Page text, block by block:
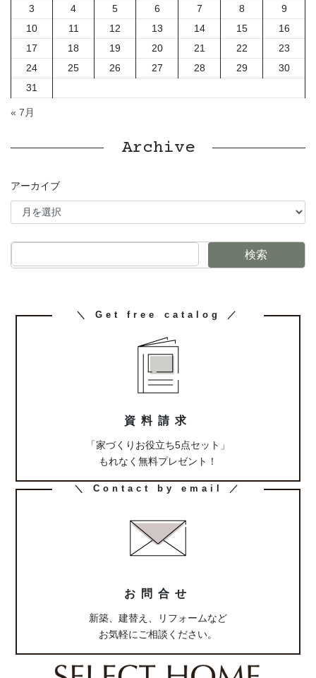
3
4 5 6 7 8
9
10
11 12 13 14 15
16
17
18 19 20 21 22
23
24
25 26 27 28 29
30
31
« 7月
Archive
アーカイブ
検索
カ
＼ Get free catalog ／
資料請求
「家づくりお役立ち5点セット」
もれなく無料プレゼント！
カ
＼ Contact by email ／
お問合せ
新築、建替え、リフォームなど
お気軽にご相談ください。